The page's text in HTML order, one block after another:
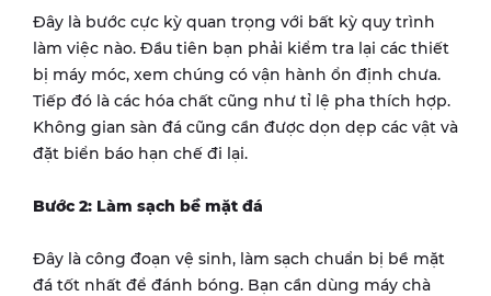
Đây là bước cực kỳ quan trọng với bất kỳ quy trình
làm việc nào. Đầu tiên bạn phải kiểm tra lại các thiết
bị máy móc, xem chúng có vận hành ổn định chưa.
Tiếp đó là các hóa chất cũng như tỉ lệ pha thích hợp.
Không gian sàn đá cũng cần được dọn dẹp các vật và
đặt biển báo hạn chế đi lại.
Bước 2: Làm sạch bề mặt đá
Đây là công đoạn vệ sinh, làm sạch chuẩn bị bề mặt
đá tốt nhất để đánh bóng. Bạn cần dùng máy chà